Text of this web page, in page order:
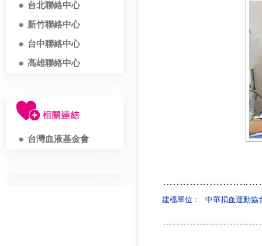
台北聯絡中心
新竹聯絡中心
台中聯絡中心
高雄聯絡中心
台灣血液基金會
建檔單位： 中華捐血運動協